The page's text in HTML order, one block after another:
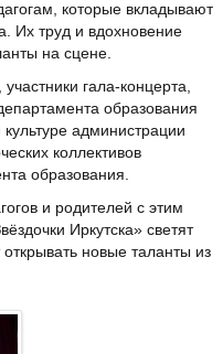
которые вкладывают
Их труд и вдохновение
на сцене.
гала‑концерта,
образования
администрации
коллективов
образования.
и родителей с этим
Иркутска» светят
новые таланты из